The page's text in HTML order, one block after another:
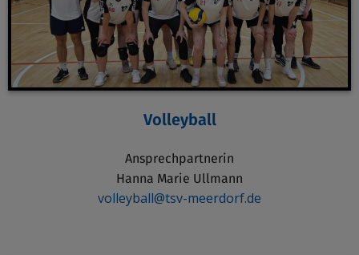
Volleyball
Ansprechpartnerin
Hanna Marie Ullmann
volleyball@tsv-meerdorf.de